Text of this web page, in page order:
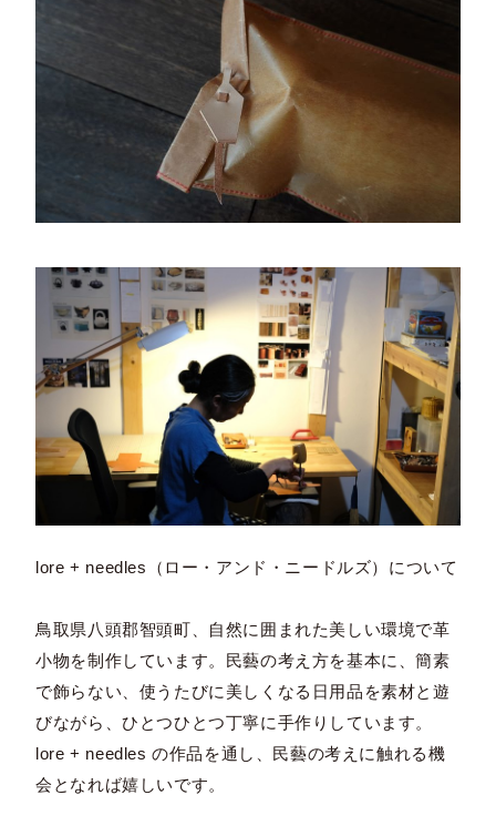
lore + needles（ロー・アンド・ニードルズ）について
鳥取県八頭郡智頭町、自然に囲まれた美しい環境で革
小物を制作しています。民藝の考え方を基本に、簡素
で飾らない、使うたびに美しくなる日用品を素材と遊
びながら、ひとつひとつ丁寧に手作りしています。
lore + needles の作品を通し、民藝の考えに触れる機
会となれば嬉しいです。